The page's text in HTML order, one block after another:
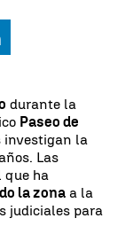
durante la
Paseo de
investigan la
Las
que ha
la zona a la
judiciales para